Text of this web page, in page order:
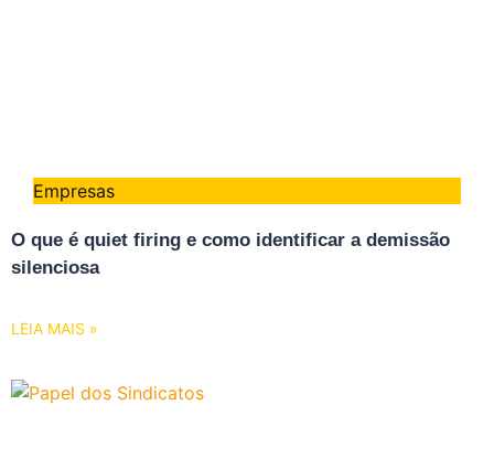
Empresas
O que é quiet firing e como identificar a demissão
silenciosa
LEIA MAIS »